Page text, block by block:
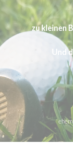
zu kleinen
Und